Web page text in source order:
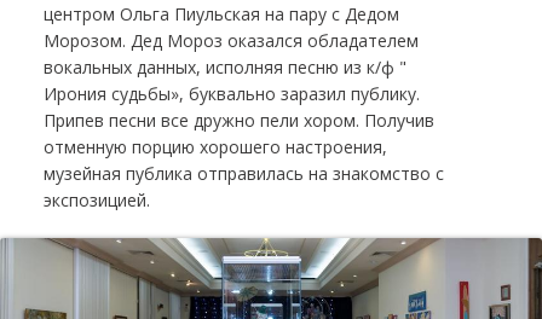
центром Ольга Пиульская на пару с Дедом
Морозом. Дед Мороз оказался обладателем
вокальных данных, исполняя песню из к/ф "
Ирония судьбы», буквально заразил публику.
Припев песни все дружно пели хором. Получив
отменную порцию хорошего настроения,
музейная публика отправилась на знакомство с
экспозицией.